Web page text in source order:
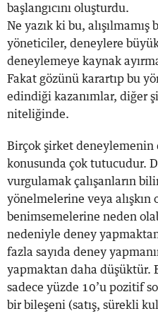
başlangıcını oluşturdu.
Ne yazık ki bu,
yöneticiler, deneylere
deneylemeye kaynak
Fakat gözünü karartıp bu
edindiği kazanımlar, diğer
niteliğinde.
Birçok şirket deneylemenin
konusunda çok tutucudur.
vurgulamak çalışanların
yönelmelerine veya alışkın
benimsemelerine neden
nedeniyle deney
fazla sayıda deney
yapmaktan daha düşüktür.
sadece yüzde 10’u pozitif
bir bileşeni (satış, sürekli